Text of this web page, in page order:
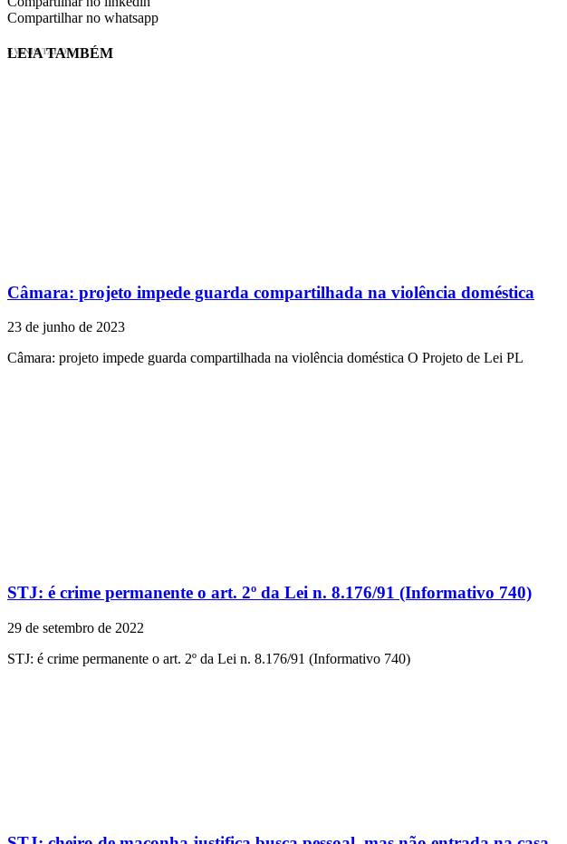
Compartilhar no whatsapp
EVINIS TALON
LEIA TAMBÉM
Câmara: projeto impede guarda compartilhada na violência doméstica
23 de junho de 2023
Câmara: projeto impede guarda compartilhada na violência doméstica O Projeto de Lei PL
STJ: é crime permanente o art. 2º da Lei n. 8.176/91 (Informativo 740)
29 de setembro de 2022
STJ: é crime permanente o art. 2º da Lei n. 8.176/91 (Informativo 740)